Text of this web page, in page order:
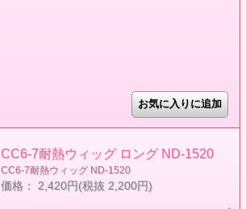
CC6-7耐熱ウィッグ ロング ND-1520
CC6-7耐熱ウィッグ ND-1520
価格： 2,420円(税抜 2,200円)